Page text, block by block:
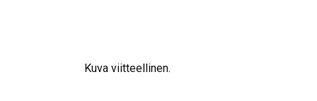
Kuva viitteellinen.